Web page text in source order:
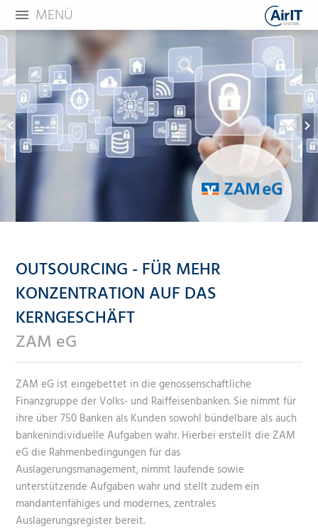
MENÜ
OUTSOURCING - FÜR MEHR
KONZENTRATION AUF DAS
KERNGESCHÄFT
ZAM eG
ZAM eG ist eingebettet in die genossenschaftliche
Finanzgruppe der Volks- und Raiffeisenbanken. Sie nimmt für
ihre über 750 Banken als Kunden sowohl bündelbare als auch
bankenindividuelle Aufgaben wahr. Hierbei erstellt die ZAM
eG die Rahmenbedingungen für das
Auslagerungsmanagement, nimmt laufende sowie
unterstützende Aufgaben wahr und stellt zudem ein
mandantenfähiges und modernes, zentrales
Auslagerungsregister bereit.